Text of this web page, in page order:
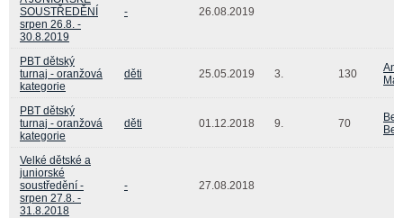
SOUSTŘEDĚNÍ
srpen 26.8. -
30.8.2019
- 26.08.2019
PBT dětský
turnaj - oranžová
kategorie
děti 25.05.2019 3. 130
PBT dětský
turnaj - oranžová
kategorie
děti 01.12.2018 9. 70
Velké dětské a
juniorské
soustředění -
srpen 27.8. -
31.8.2018
- 27.08.2018